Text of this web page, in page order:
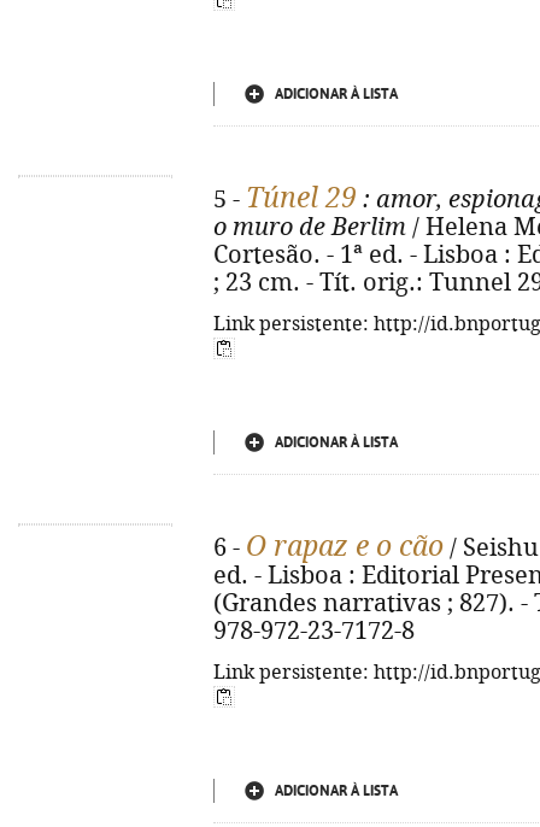
ADICIONAR À LISTA
5 - Túnel 29 : amor,
o muro de Berlim / Helena
Cortesão. - 1ª ed. - Lisboa :
; 23 cm. - Tít. orig.: Tunnel
Link persistente: http://
ADICIONAR À LISTA
6 - O rapaz e o cão /
ed. - Lisboa : Editorial
(Grandes narrativas ; 827).
978-972-23-7172-8
Link persistente: http://
ADICIONAR À LISTA